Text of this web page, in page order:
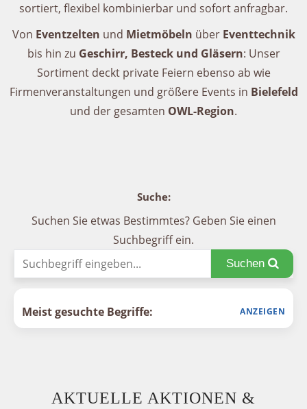
sortiert, flexibel kombinierbar und sofort anfragbar.
Von Eventzelten und Mietmöbeln über Eventtechnik
bis hin zu Geschirr, Besteck und Gläsern: Unser
Sortiment deckt private Feiern ebenso ab wie
Firmenveranstaltungen und größere Events in Bielefeld
und der gesamten OWL-Region.
Suche:
Suchen Sie etwas Bestimmtes? Geben Sie einen
Suchbegriff ein.
Suchen
Meist gesuchte Begriffe:
AKTUELLE AKTIONEN &